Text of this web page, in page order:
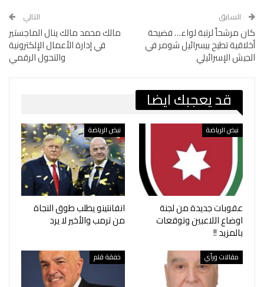
السابق
كان مرشحاً لرتبة لواء… فضيحة
أخلاقية تطيح بيسرائيل شومر في
الجيش الإسرائيلي
التالي
مالك محمد مالك ينال الماجستير
في إدارة الأعمال الإلكترونية
والتحول الرقمي
قد يعجبك ايضا
نبض الرياضة
عقوبات جديدة من لجنة
اوضاع اللاعبين وتوقعات
بالمزيد !!
نبض الرياضة
انفانتينو يطلب طوق النجاة
من ترمب والأخير لا يرد
مقالات ورأي خفقة قلم